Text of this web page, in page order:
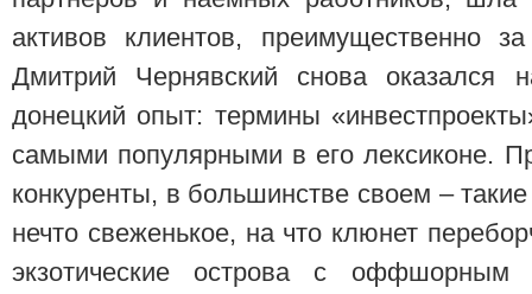
активов клиентов, преимущественно
Дмитрий Чернявский снова оказался
донецкий опыт: термины
самыми популярными в его лексиконе.
конкуренты, в большинстве своем –
нечто свеженькое, на что клюнет
экзотические острова с оффшорным